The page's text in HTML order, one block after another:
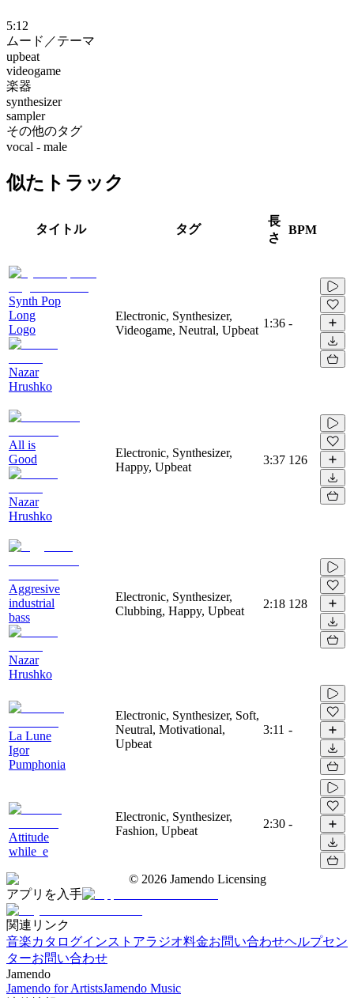
5:12
ムード／テーマ
upbeat
videogame
楽器
synthesizer
sampler
その他のタグ
vocal - male
似たトラック
タイトル タグ
長
さ
BPM
Synth Pop
Long
Logo
Nazar
Hrushko
Electronic, Synthesizer,
Videogame, Neutral, Upbeat
1:36 -
All is
Good
Nazar
Hrushko
Electronic, Synthesizer,
Happy, Upbeat
3:37 126
Aggresive
industrial
bass
Nazar
Hrushko
Electronic, Synthesizer,
Clubbing, Happy, Upbeat
2:18 128
La Lune
Igor
Pumphonia
Electronic, Synthesizer, Soft,
Neutral, Motivational,
Upbeat
3:11 -
Attitude
while_e
Electronic, Synthesizer,
Fashion, Upbeat
2:30 -
© 2026 Jamendo Licensing
アプリを入手
関連リンク
音楽カタログインストアラジオ料金お問い合わせヘルプセン
ターお問い合わせ
Jamendo
Jamendo for ArtistsJamendo Music